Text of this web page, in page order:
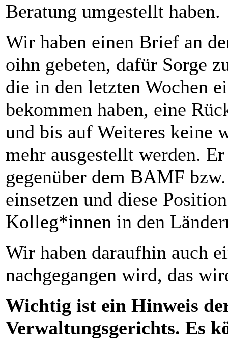
Beratung umgestellt haben.
Wir haben einen Brief an
oihn gebeten, dafür Sorge
die in den letzten Wochen
bekommen haben, eine
und bis auf Weiteres keine
mehr ausgestellt werden.
gegenüber dem BAMF
einsetzen und diese
Kolleg*innen in den
Wir haben daraufhin auch
nachgegangen wird, das
Wichtig ist ein Hinweis
Verwaltungsgerichts. Es